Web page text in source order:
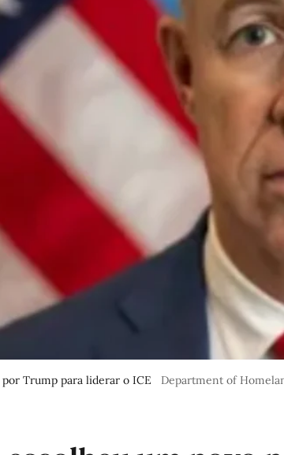
Trump para liderar o ICE Department of